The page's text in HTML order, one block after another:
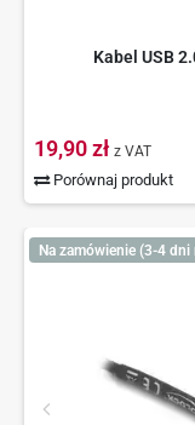
Kabel USB
19,90 zł z VAT
Porównaj produkt
Na zamówienie (3-4 dni